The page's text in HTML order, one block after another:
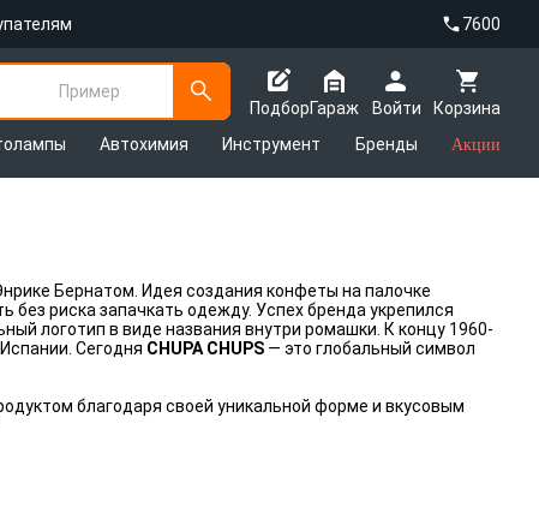
7600
Пример
Подбор
Корзина
Гараж
Войти
Автохимия Инструмент Бренды Акции
Бернатом. Идея создания конфеты на палочке
риска запачкать одежду. Успех бренда укрепился
логотип в виде названия внутри ромашки. К концу 1960-
Сегодня CHUPA CHUPS — это глобальный символ
благодаря своей уникальной форме и вкусовым